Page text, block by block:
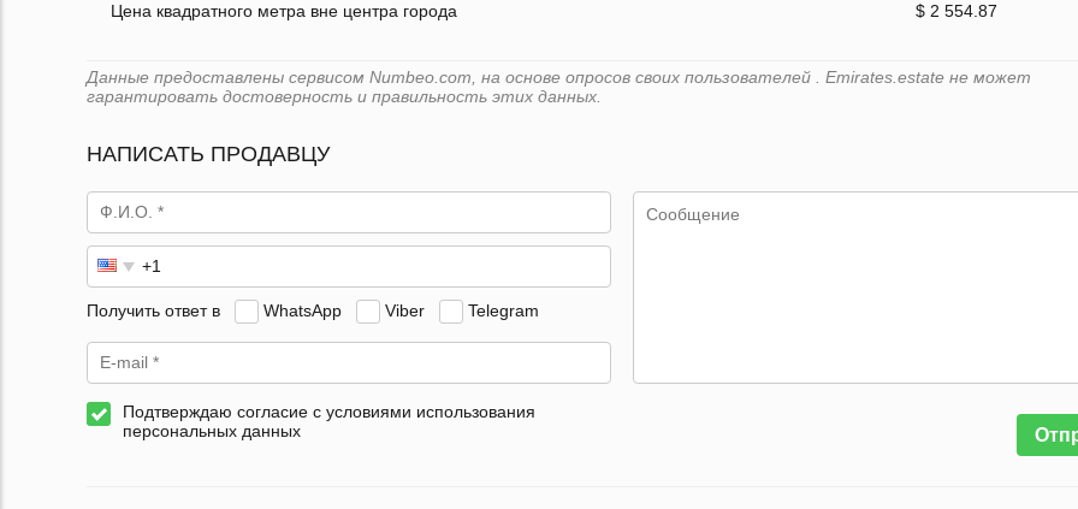
Цена квадратного метра вне центра города $ 2 554.87
Данные предоставлены сервисом Numbeo.com, на основе опросов своих пользователей . Emirates.estate не может
гарантировать достоверность и правильность этих данных.
НАПИСАТЬ ПРОДАВЦУ
Получить ответ в WhatsApp Viber Telegram
Подтверждаю согласие с условиями использования
персональных данных